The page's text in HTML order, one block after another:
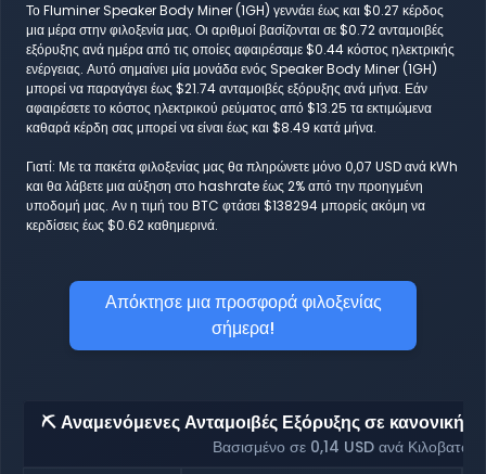
Το Fluminer Speaker Body Miner (1GH) γεννάει έως και $0.27 κέρδος
μια μέρα στην φιλοξενία μας. Οι αριθμοί βασίζονται σε $0.72 ανταμοιβές
εξόρυξης ανά ημέρα από τις οποίες αφαιρέσαμε $0.44 κόστος ηλεκτρικής
ενέργειας. Αυτό σημαίνει μία μονάδα ενός Speaker Body Miner (1GH)
μπορεί να παραγάγει έως $21.74 ανταμοιβές εξόρυξης ανά μήνα. Εάν
αφαιρέσετε το κόστος ηλεκτρικού ρεύματος από $13.25 τα εκτιμώμενα
καθαρά κέρδη σας μπορεί να είναι έως και $8.49 κατά μήνα.
Γιατί: Με τα πακέτα φιλοξενίας μας θα πληρώνετε μόνο 0,07 USD ανά kWh
και θα λάβετε μια αύξηση στο hashrate έως 2% από την προηγμένη
υποδομή μας. Αν η τιμή του BTC φτάσει $138294 μπορείς ακόμη να
κερδίσεις έως $0.62 καθημερινά.
Απόκτησε μια προσφορά φιλοξενίας
σήμερα!
⛏️ Αναμενόμενες Ανταμοιβές Εξόρυξης σε κανονική
Βασισμένο σε 0,14 USD ανά